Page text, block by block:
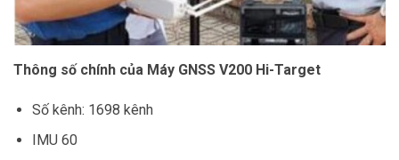
Thông số chính của Máy GNSS V200 Hi-Target
Số kênh: 1698 kênh
IMU 60